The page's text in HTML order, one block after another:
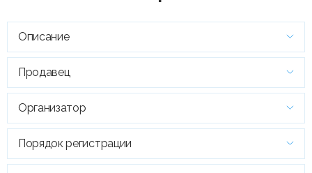
Описание
Продавец
Организатор
Порядок регистрации